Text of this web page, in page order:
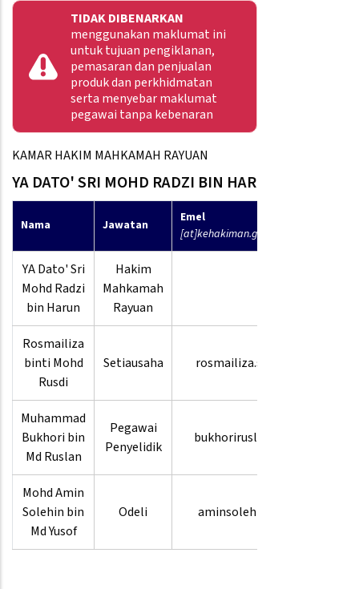
TIDAK DIBENARKAN
menggunakan maklumat ini
untuk tujuan pengiklanan,
pemasaran dan penjualan
produk dan perkhidmatan
serta menyebar maklumat
pegawai tanpa kebenaran
KAMAR HAKIM MAHKAMAH RAYUAN
YA DATO' SRI MOHD RADZI BIN HARUN
Nama Jawatan
Emel
[at]kehakiman.gov.my
YA Dato' Sri
Mohd Radzi
bin Harun
Hakim
Mahkamah
Rayuan
Rosmailiza
binti Mohd
Rusdi
Setiausaha rosmailiza.su
Muhammad
Bukhori bin
Md Ruslan
Pegawai
Penyelidik
bukhoriruslan
Mohd Amin
Solehin bin
Md Yusof
Odeli aminsolehin